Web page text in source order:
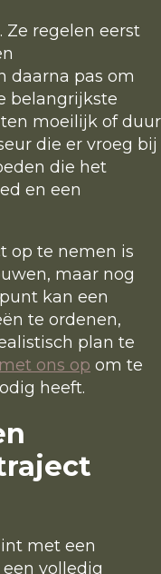
Ze regelen eerst
daarna pas om
belangrijkste
moeilijk of duur
die er vroeg bij
die het
en een
op te nemen is
maar nog
kan een
te ordenen,
plan te
ons op om te
heeft.
met een
volledig